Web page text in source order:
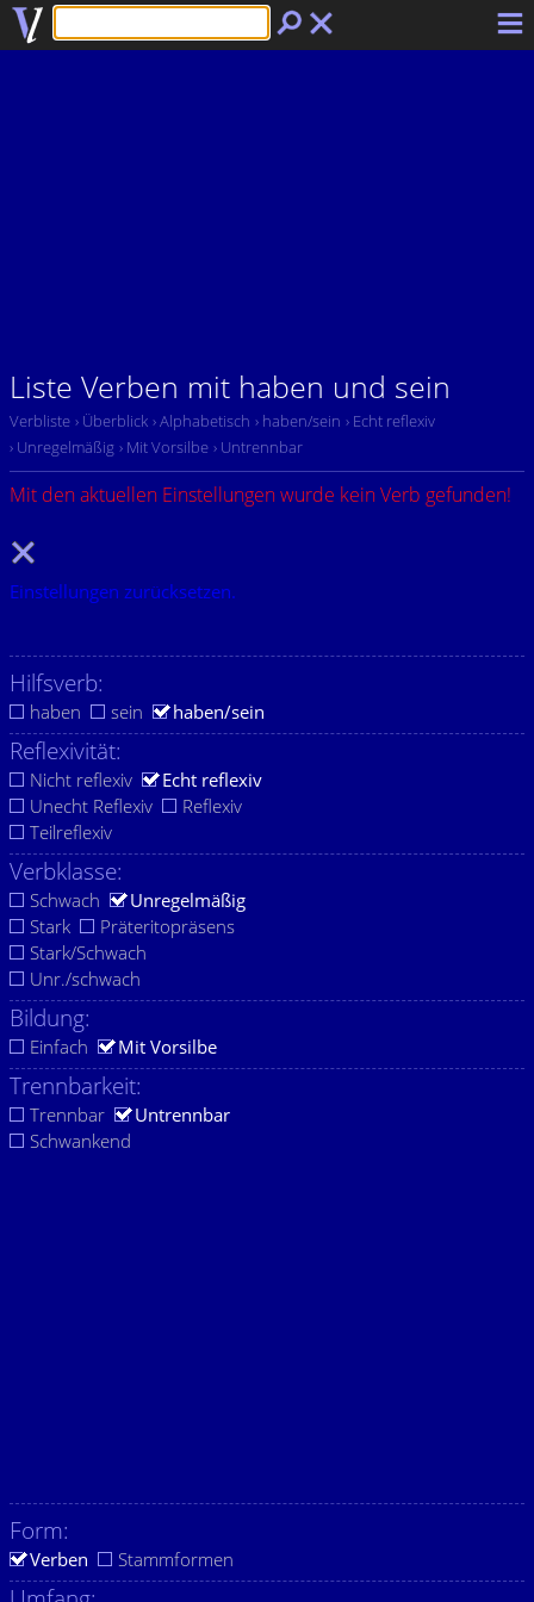
Liste Verben mit haben und sein
Verbliste › Überblick › Alphabetisch › haben/sein › Echt reflexiv
› Unregelmäßig › Mit Vorsilbe › Untrennbar
Mit den aktuellen Einstellungen wurde kein Verb gefunden!
Einstellungen zurücksetzen.
Hilfsverb:
haben sein haben/sein
Reflexivität:
Nicht reflexiv
Echt reflexiv
Unecht Reflexiv
Reflexiv
Teilreflexiv
Verbklasse:
Schwach
Unregelmäßig
Stark
Präteritopräsens
Stark/Schwach
Unr./schwach
Bildung:
Einfach Mit Vorsilbe
Trennbarkeit:
Trennbar
Untrennbar
Schwankend
Form:
Verben Stammformen